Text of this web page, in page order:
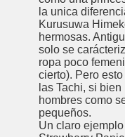
la unica
Kurusuwa
hermosas.
solo se
ropa poco
cierto). Pero
las Tachi, si
hombres como
pequeños.
Un claro